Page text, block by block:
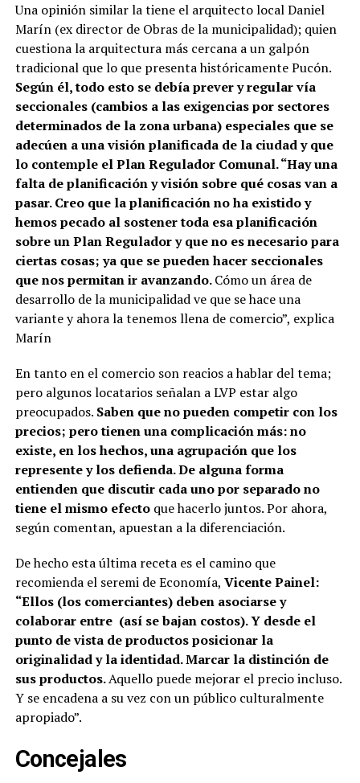
Una opinión similar la tiene el arquitecto local Daniel
Marín (ex director de Obras de la municipalidad); quien
cuestiona la arquitectura más cercana a un galpón
tradicional que lo que presenta históricamente Pucón.
Según él, todo esto se debía prever y regular vía
seccionales (cambios a las exigencias por sectores
determinados de la zona urbana) especiales que se
adecúen a una visión planificada de la ciudad y que
lo contemple el Plan Regulador Comunal. “Hay una
falta de planificación y visión sobre qué cosas van a
pasar. Creo que la planificación no ha existido y
hemos pecado al sostener toda esa planificación
sobre un Plan Regulador y que no es necesario para
ciertas cosas; ya que se pueden hacer seccionales
que nos permitan ir avanzando.Cómo un área de
desarrollo de la municipalidad ve que se hace una
variante y ahora la tenemos llena de comercio”, explica
Marín
En tanto en el comercio son reacios a hablar del tema;
pero algunos locatarios señalan a LVP estar algo
preocupados. Saben que no pueden competir con los
precios; pero tienen una complicación más: no
existe, en los hechos, una agrupación que los
represente y los defienda. De alguna forma
entienden que discutir cada uno por separado no
tiene el mismo efectoque hacerlo juntos. Por ahora,
según comentan, apuestan a la diferenciación.
De hecho esta última receta es el camino que
recomienda el seremi de Economía, Vicente Painel:
“Ellos (los comerciantes) deben asociarse y
colaborar entre (así se bajan costos). Y desde el
punto de vista de productos posicionar la
originalidad y la identidad. Marcar la distinción de
sus productos.Aquello puede mejorar el precio incluso.
Y se encadena a su vez con un público culturalmente
apropiado”.
Concejales